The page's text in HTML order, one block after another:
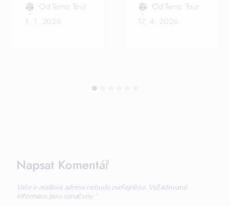
Od Terno Tour
1. 1. 2026
Od Terno Tour
17. 4. 2026
Napsat Komentář
Vaše e-mailová adresa nebude zveřejněna. Vyžadované
informace jsou označeny *